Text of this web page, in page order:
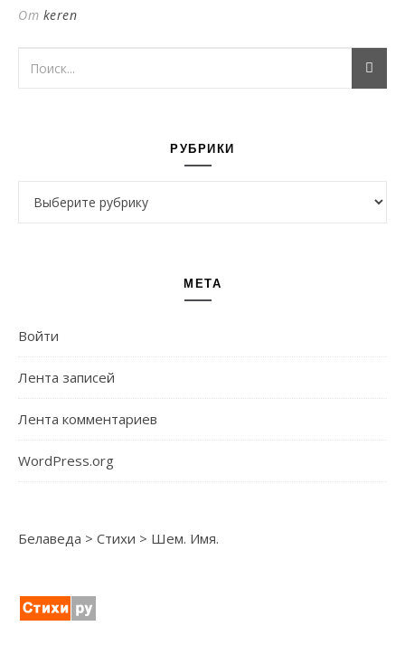
От keren
РУБРИКИ
МЕТА
Войти
Лента записей
Лента комментариев
WordPress.org
Белаведа > Стихи > Шем. Имя.